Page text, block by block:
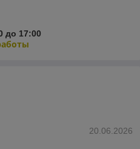
до 17:00
20.06.2026